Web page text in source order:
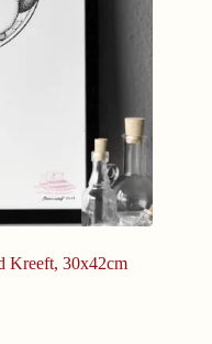
Kreeft, 30x42cm